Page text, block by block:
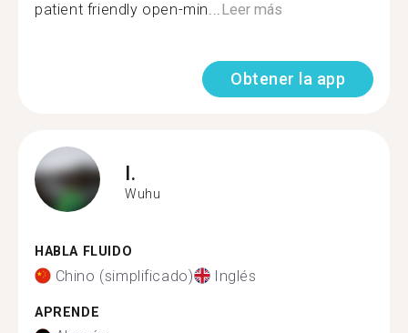
patient friendly open-min...Leer más
Obtener la app
I.
Wuhu
HABLA FLUIDO
Chino (simplificado) Inglés
APRENDE